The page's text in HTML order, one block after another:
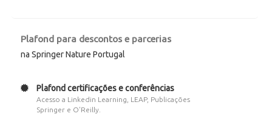
Plafond para descontos e parcerias
na Springer Nature Portugal
Plafond certificações e conferências
Acesso a Linkedin Learning, LEAP, Publicações
Springer e O'Reilly.